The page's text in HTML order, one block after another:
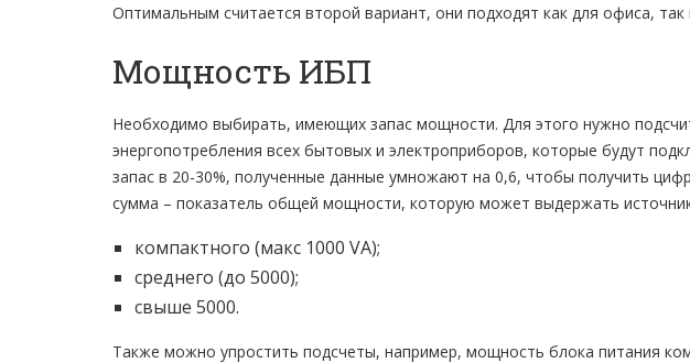
Оптимальным считается второй вариант, они подходят как для офиса,
Мощность ИБП
Необходимо выбирать, имеющих запас мощности. Для этого нужно
энергопотребления всех бытовых и электроприборов, которые будут
запас в 20-30%, полученные данные умножают на 0,6, чтобы получить
сумма – показатель общей мощности, которую может выдержать
компактного (макс 1000 VA);
среднего (до 5000);
свыше 5000.
Также можно упростить подсчеты, например, мощность блока питания